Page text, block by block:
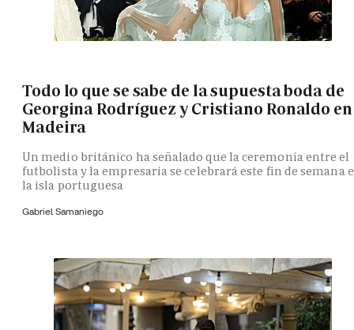
Todo lo que se sabe de la supuesta boda de
Georgina Rodríguez y Cristiano Ronaldo en
Madeira
Un medio británico ha señalado que la ceremonia entre el
futbolista y la empresaria se celebrará este fin de semana
la isla portuguesa
Gabriel Samaniego